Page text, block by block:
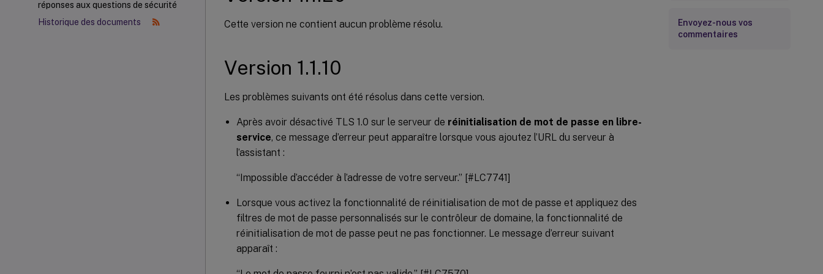
réponses aux questions de sécurité
Historique des documents
Cette version ne contient aucun problème résolu.
Version 1.1.10
Les problèmes suivants ont été résolus dans cette version.
Après avoir désactivé TLS 1.0 sur le serveur de réinitialisation de mot de passe en libre-
service, ce message d’erreur peut apparaître lorsque vous ajoutez l’URL du serveur à
l’assistant :
“Impossible d’accéder à l’adresse de votre serveur.” [#LC7741]
Lorsque vous activez la fonctionnalité de réinitialisation de mot de passe et appliquez des
filtres de mot de passe personnalisés sur le contrôleur de domaine, la fonctionnalité de
réinitialisation de mot de passe peut ne pas fonctionner. Le message d’erreur suivant
apparaît :
Envoyez-nous vos
commentaires